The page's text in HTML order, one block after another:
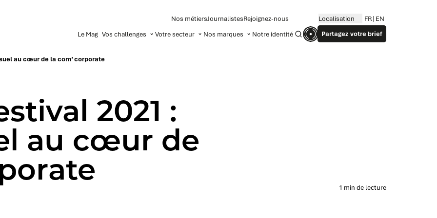
Le Mag Vos challenges Votre secteur Nos marques Notre identité RecherchePartagez votre brief
Nos métiersJournalistesRejoignez-nous Localisation FR EN
au cœur de la com’ corporate
2021 :
au cœur de
1 min de lecture